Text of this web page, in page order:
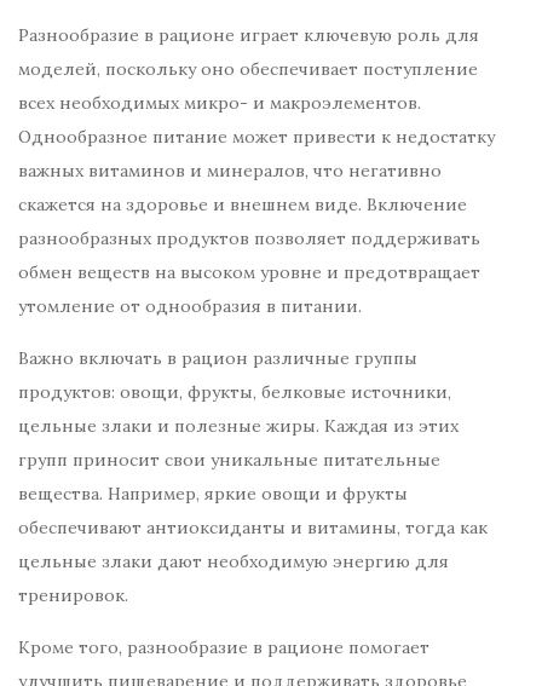
Разнообразие в рационе играет ключевую роль для
моделей, поскольку оно обеспечивает поступление
всех необходимых микро- и макроэлементов.
Однообразное питание может привести к недостатку
важных витаминов и минералов, что негативно
скажется на здоровье и внешнем виде. Включение
разнообразных продуктов позволяет поддерживать
обмен веществ на высоком уровне и предотвращает
утомление от однообразия в питании.
Важно включать в рацион различные группы
продуктов: овощи, фрукты, белковые источники,
цельные злаки и полезные жиры. Каждая из этих
групп приносит свои уникальные питательные
вещества. Например, яркие овощи и фрукты
обеспечивают антиоксиданты и витамины, тогда как
цельные злаки дают необходимую энергию для
тренировок.
Кроме того, разнообразие в рационе помогает
улучшить пищеварение и поддерживать здоровье